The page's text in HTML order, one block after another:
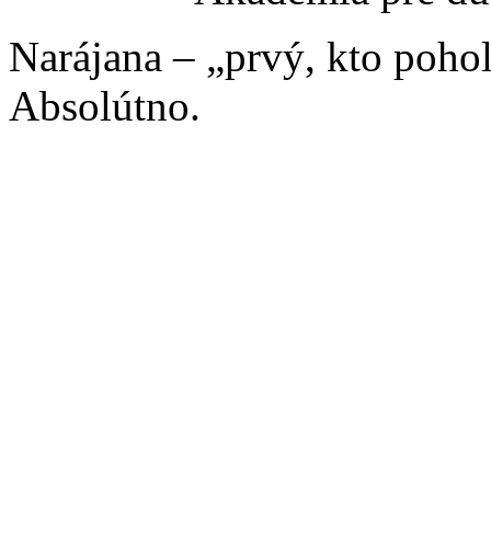
Narájana – „prvý, kto
Absolútno.